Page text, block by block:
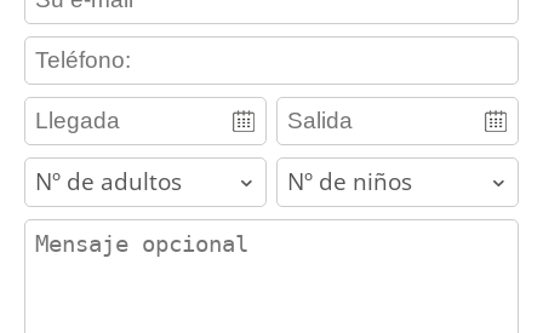
contact_phone
adults children
contact_message